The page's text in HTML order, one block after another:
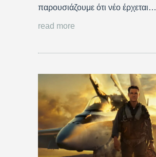
παρουσιάζουμε ότι νέο έρχεται…
read more